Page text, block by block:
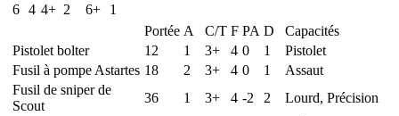
6 4 4+ 2 6+
1
Portée A C/T F PA D
Capacités
Pistolet bolter
12 1 3+ 4 0 1
Pistolet
Fusil à pompe Astartes 18 2 3+ 4 0 1
Assaut
Fusil de sniper de
Scout
36 1 3+ 4 -2 2 Lourd, Précision